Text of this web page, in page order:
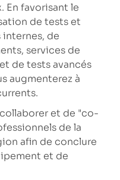
En favorisant le
de tests et
de
services de
de tests avancés
augmenterez à
et de "co-
de la
afin de conclure
et de